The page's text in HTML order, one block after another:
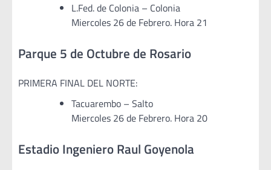
L.Fed. de Colonia – Colonia
Miercoles 26 de Febrero. Hora 21
Parque 5 de Octubre de Rosario
PRIMERA FINAL DEL NORTE:
Tacuarembo – Salto
Miercoles 26 de Febrero. Hora 20
Estadio Ingeniero Raul Goyenola